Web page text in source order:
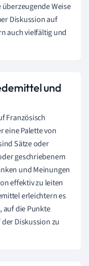
Weise
Diskussion auf
auch vielfältig und
und
Französisch
eine Palette von
Sätze oder
geschriebenem
und Meinungen
effektiv zu leiten
erleichtern es
auf die Punkte
Diskussion zu